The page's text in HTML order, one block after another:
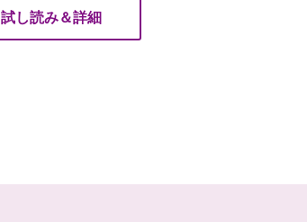
試し読み＆詳細